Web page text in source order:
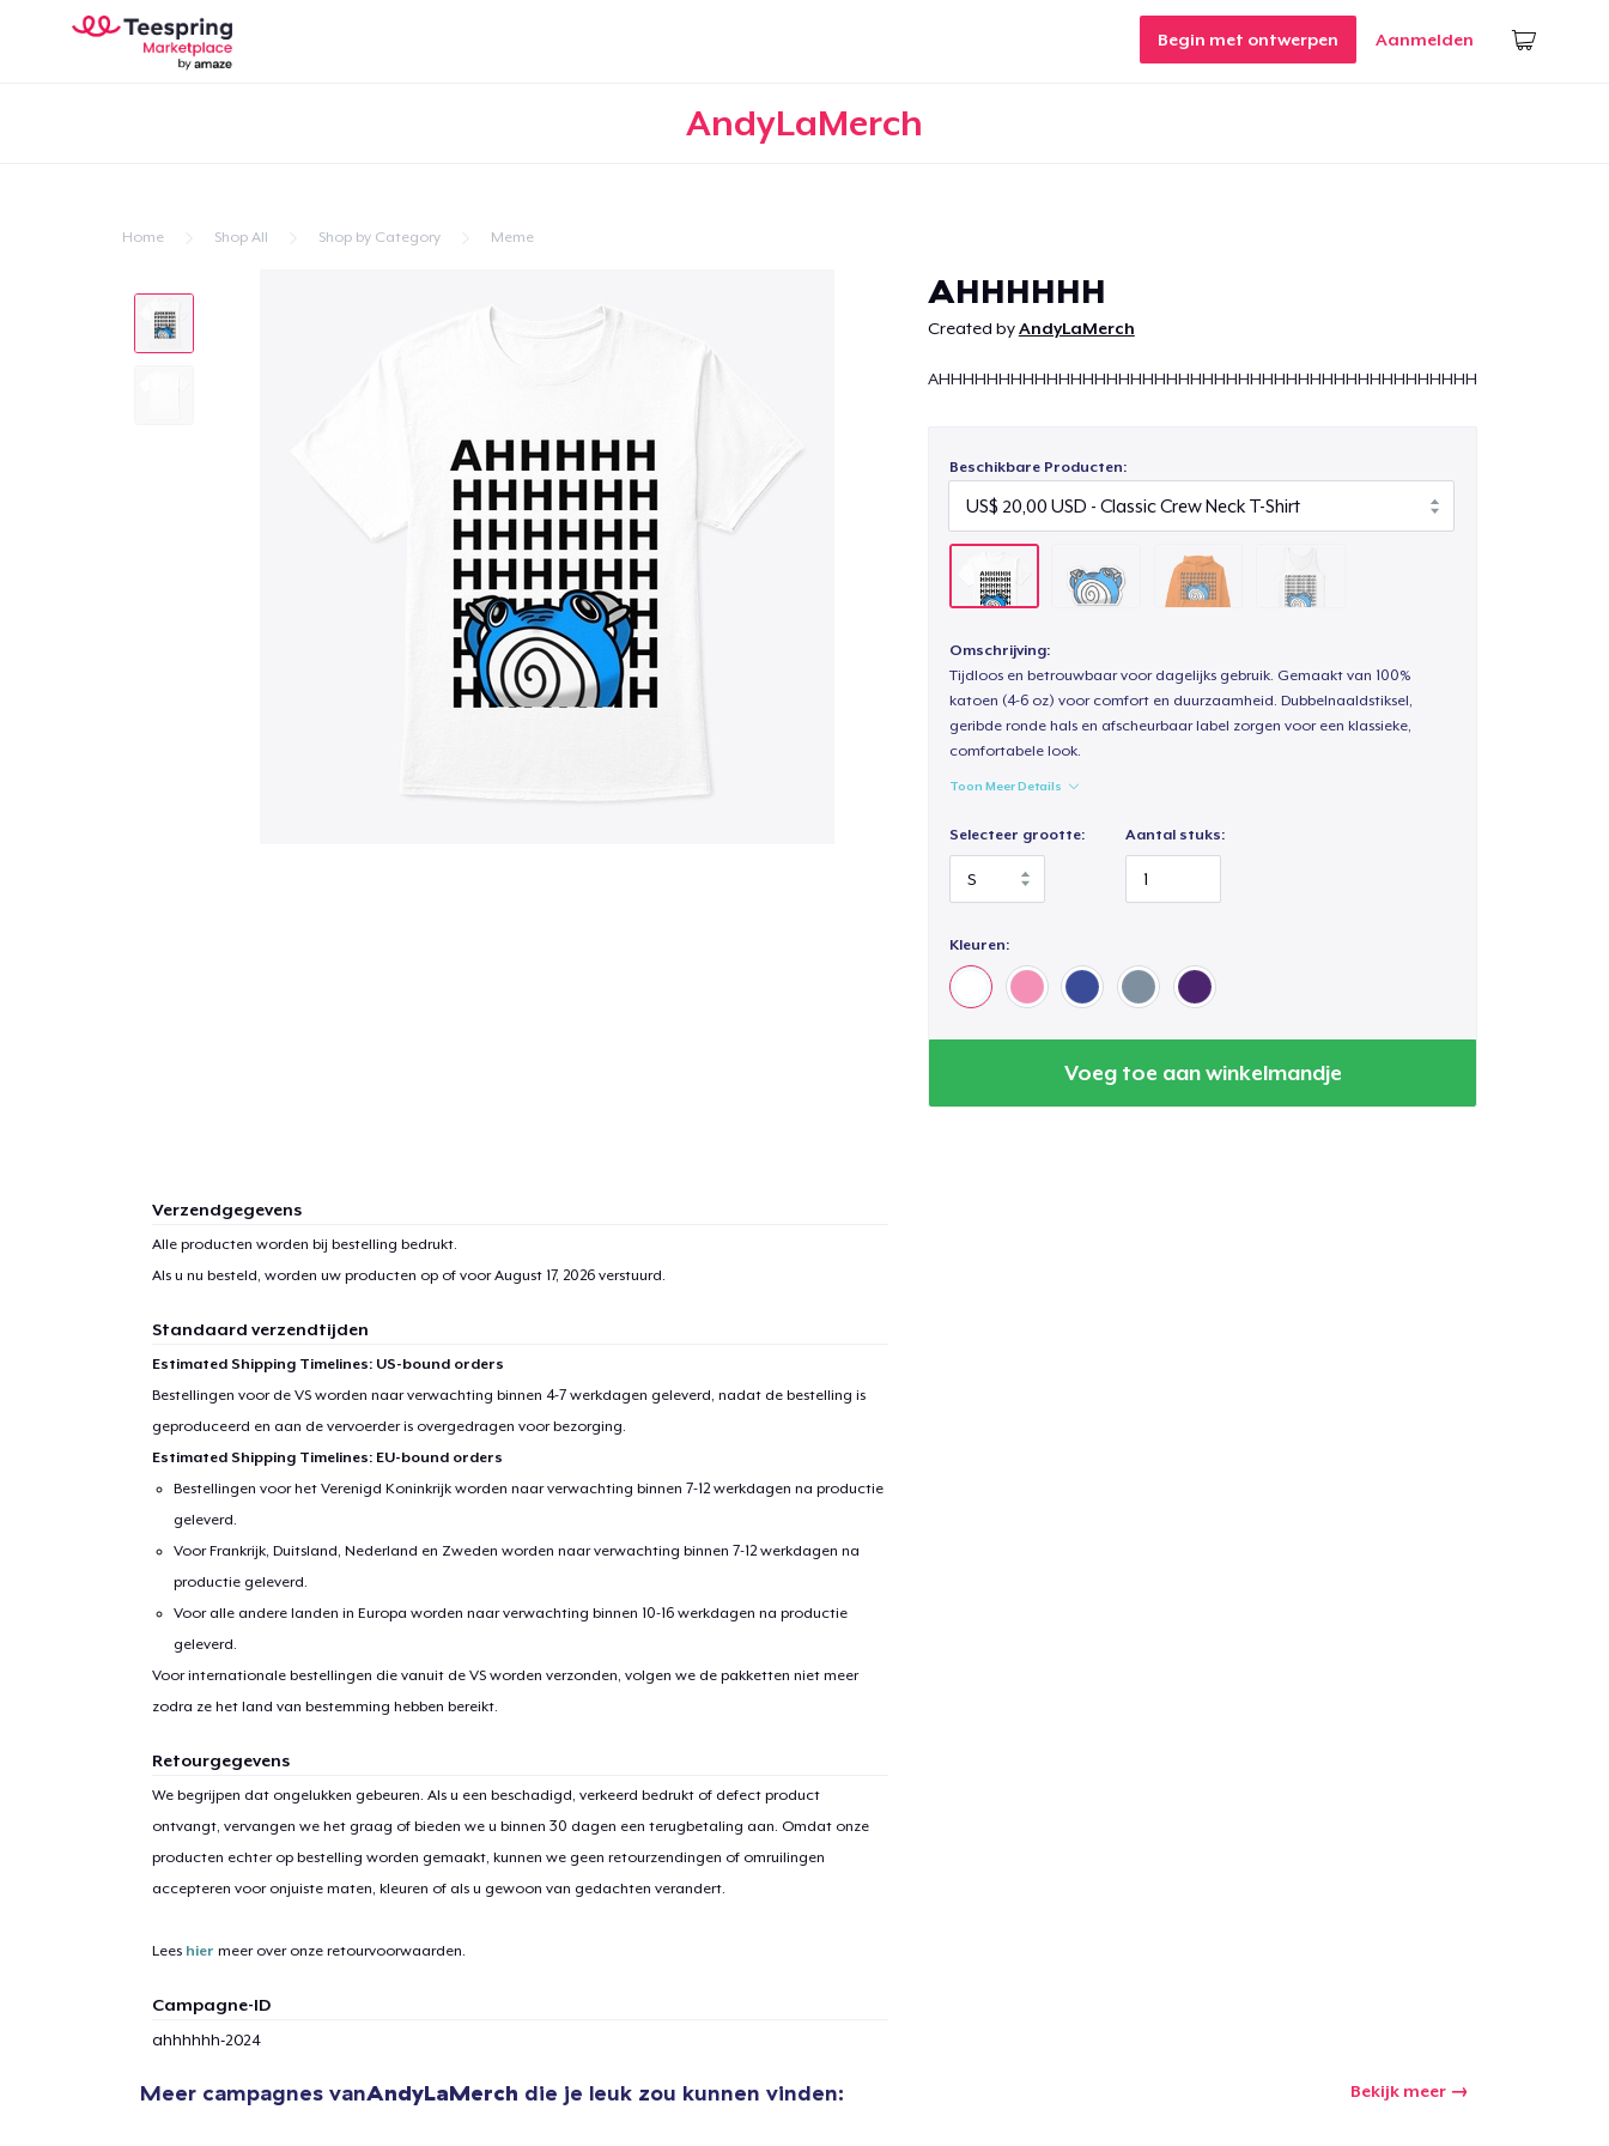
Begin met ontwerpen Aanmelden
AndyLaMerch
Home Shop All Shop by Category Meme
AHHHHHH
Created byAndyLaMerch
Beschikbare Producten:
Omschrijving:
Tijdloos en betrouwbaar voor dagelijks gebruik. Gemaakt van 100%
katoen (4-6 oz) voor comfort en duurzaamheid. Dubbelnaaldstiksel,
geribde ronde hals en afscheurbaar label zorgen voor een klassieke,
comfortabele look.
Toon Meer Details
Selecteer grootte: Aantal stuks:
Kleuren:
Voeg toe aan winkelmandje
Verzendgegevens
Alle producten worden bij bestelling bedrukt.
Als u nu besteld, worden uw producten op of voorAugust 17, 2026verstuurd.
Standaard verzendtijden
Estimated Shipping Timelines: US-bound orders
Bestellingen voor de VS worden naar verwachting binnen 4-7 werkdagen geleverd, nadat de bestelling is
geproduceerd en aan de vervoerder is overgedragen voor bezorging.
Estimated Shipping Timelines: EU-bound orders
Bestellingen voor het Verenigd Koninkrijk worden naar verwachting binnen 7-12 werkdagen na productie
geleverd.
Voor Frankrijk, Duitsland, Nederland en Zweden worden naar verwachting binnen 7-12 werkdagen na
productie geleverd.
Voor alle andere landen in Europa worden naar verwachting binnen 10-16 werkdagen na productie
geleverd.
Voor internationale bestellingen die vanuit de VS worden verzonden, volgen we de pakketten niet meer
zodra ze het land van bestemming hebben bereikt.
Retourgegevens
We begrijpen dat ongelukken gebeuren. Als u een beschadigd, verkeerd bedrukt of defect product
ontvangt, vervangen we het graag of bieden we u binnen 30 dagen een terugbetaling aan. Omdat onze
producten echter op bestelling worden gemaakt, kunnen we geen retourzendingen of omruilingen
accepteren voor onjuiste maten, kleuren of als u gewoon van gedachten verandert.
Lees hier meer over onze retourvoorwaarden.
Campagne-ID
ahhhhhh-2024
Meer campagnes vanAndyLaMerch die je leuk zou kunnen vinden: Bekijk meer
1 item aan winkelwagen toegevoegd